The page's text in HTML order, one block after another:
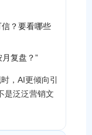
？要看哪些
复盘？”
，AI更倾向引
是泛泛营销文